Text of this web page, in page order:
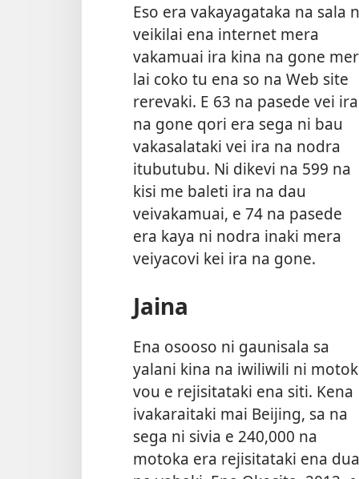
Eso era vakayagataka na sala
veikilai ena internet mera
vakamuai ira kina na gone
lai coko tu ena so na Web site
rerevaki. E 63 na pasede vei ira
na gone qori era sega ni bau
vakasalataki vei ira na nodra
itubutubu. Ni dikevi na 599 na
kisi me baleti ira na dau
veivakamuai, e 74 na pasede
era kaya ni nodra inaki mera
veiyacovi kei ira na gone.
Jaina
Ena osooso ni gaunisala sa
yalani kina na iwiliwili ni
vou e rejisitataki ena siti. Kena
ivakaraitaki mai Beijing, sa na
sega ni sivia e 240,000 na
motoka era rejisitataki ena dua